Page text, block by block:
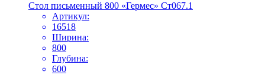
Стол письменный 800 «Гермес» Ст067.1
Артикул:
16518
Ширина:
800
Глубина:
600